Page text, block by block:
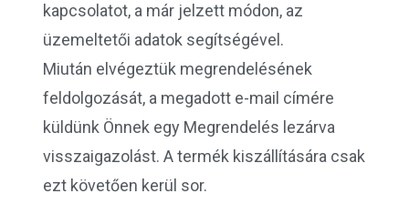
kapcsolatot, a már jelzett módon, az
üzemeltetői adatok segítségével.
Miután elvégeztük megrendelésének
feldolgozását, a megadott e-mail címére
küldünk Önnek egy Megrendelés lezárva
visszaigazolást. A termék kiszállítására csak
ezt követően kerül sor.